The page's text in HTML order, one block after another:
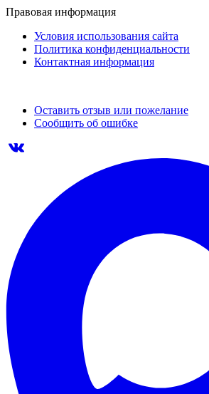
Правовая информация
Условия использования сайта
Политика конфиденциальности
Контактная информация
Оставить отзыв или пожелание
Сообщить об ошибке